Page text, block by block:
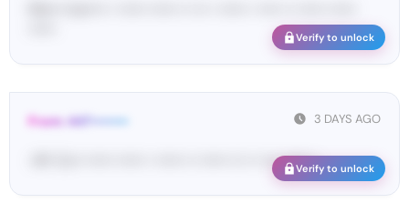
Verify to unlock
3 DAYS AGO
From: 447••••••••
<#• Co•• •••••• •••••• • •••••• •• •••••• ••• •• •••• •••••• •Verify to unlock